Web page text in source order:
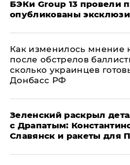
​БЭКи Group 13 провели
опубликованы
Как изменилось мнение
после обстрелов
сколько украинцев
Донбасс РФ
​Зеленский раскрыл
с Драпатым:
Славянск и ракеты для